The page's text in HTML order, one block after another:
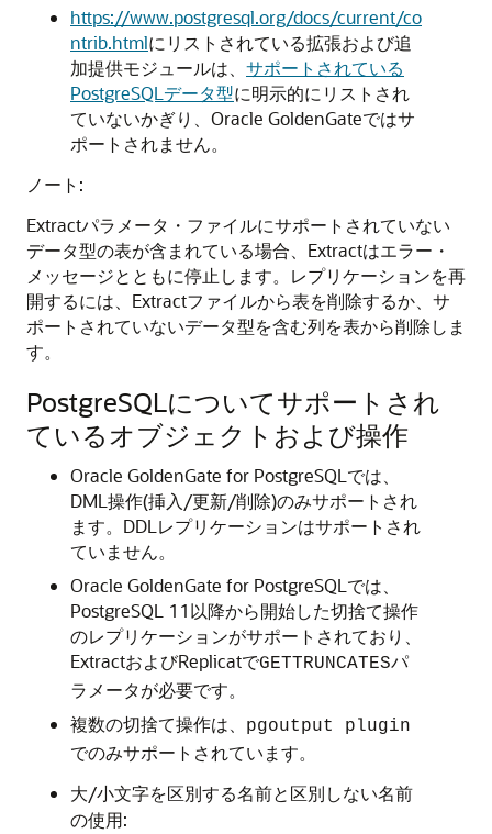
https://www.postgresql.org/docs/current/co
ntrib.htmlにリストされている拡張および追
加提供モジュールは、 サポートされている
PostgreSQLデータ型に明示的にリストされ
ていないかぎり、Oracle GoldenGateではサ
ポートされません。
ノート:
Extractパラメータ・ファイルにサポートされていない
データ型の表が含まれている場合、Extractはエラー・
メッセージとともに停止します。レプリケーションを再
開するには、Extractファイルから表を削除するか、サ
ポートされていないデータ型を含む列を表から削除しま
す。
PostgreSQLについてサポートされ
ているオブジェクトおよび操作
Oracle GoldenGate for PostgreSQLでは、
DML操作(挿入/更新/削除)のみサポートされ
ます。DDLレプリケーションはサポートされ
ていません。
Oracle GoldenGate for PostgreSQLでは、
PostgreSQL 11以降から開始した切捨て操作
のレプリケーションがサポートされており、
ExtractおよびReplicatでGETTRUNCATESパ
ラメータが必要です。
複数の切捨て操作は、
pgoutput plugin
でのみサポートされています。
大/小文字を区別する名前と区別しない名前
の使用: